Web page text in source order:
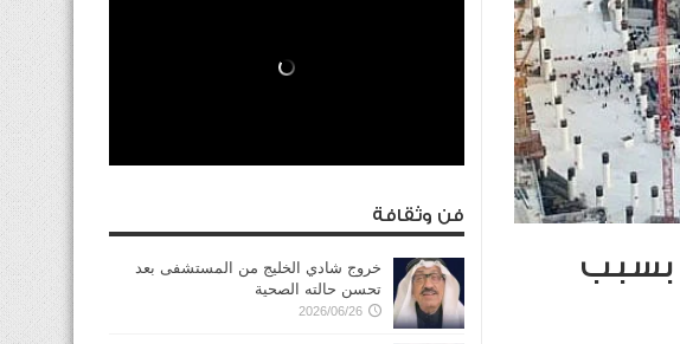
بسبب
فن وثقافة
خروج شادي الخليج من المستشفى بعد
تحسن حالته الصحية
2026/06/26